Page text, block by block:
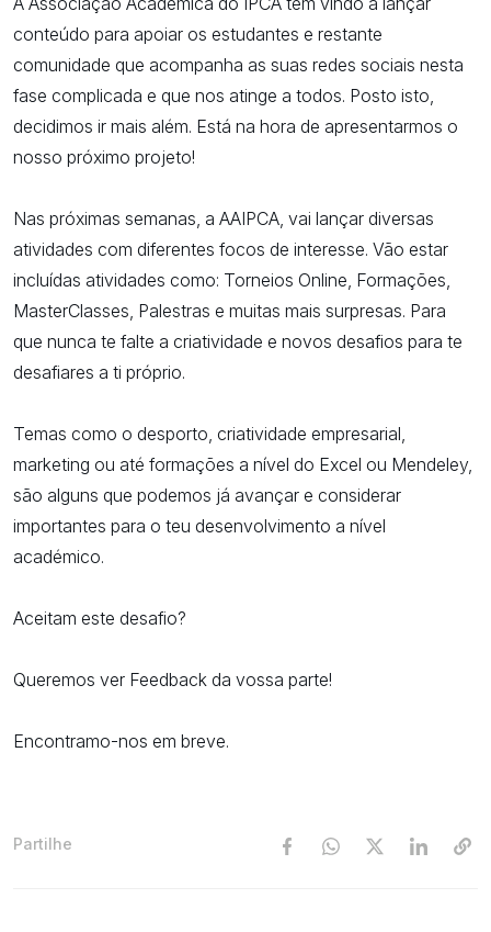
conteúdo para apoiar os estudantes e restante
comunidade que acompanha as suas redes sociais nesta
fase complicada e que nos atinge a todos. Posto isto,
decidimos ir mais além. Está na hora de apresentarmos o
nosso próximo projeto!
Nas próximas semanas, a AAIPCA, vai lançar diversas
atividades com diferentes focos de interesse. Vão estar
incluídas atividades como: Torneios Online, Formações,
MasterClasses, Palestras e muitas mais surpresas. Para
que nunca te falte a criatividade e novos desafios para te
desafiares a ti próprio.
Temas como o desporto, criatividade empresarial,
marketing ou até formações a nível do Excel ou Mendeley,
são alguns que podemos já avançar e considerar
importantes para o teu desenvolvimento a nível
académico.
Aceitam este desafio?
Queremos ver Feedback da vossa parte!
Encontramo-nos em breve.
Partilhe